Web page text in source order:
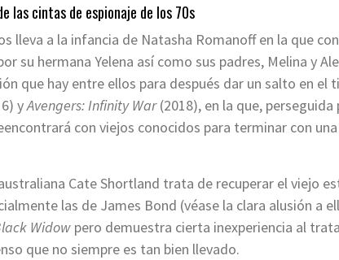
las cintas de espionaje de los 70s
lleva a la infancia de Natasha Romanoff en la que
su hermana Yelena así como sus padres, Melina y
que hay entre ellos para después dar un salto en
yAvengers: Infinity War(2018), en la que,
con viejos conocidos para terminar con
Cate Shortland trata de recuperar el viejo
las de James Bond (véase la clara alusión a
Widow pero demuestra cierta inexperiencia al
que no siempre es tan bien llevado.